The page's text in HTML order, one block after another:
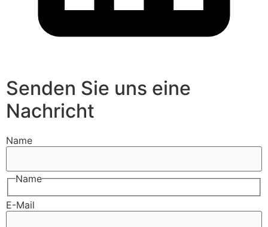
Senden Sie uns eine
Nachricht
Name
Name
E-Mail